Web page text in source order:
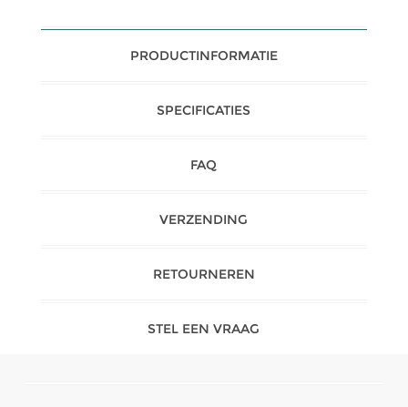
PRODUCTINFORMATIE
SPECIFICATIES
FAQ
VERZENDING
RETOURNEREN
STEL EEN VRAAG